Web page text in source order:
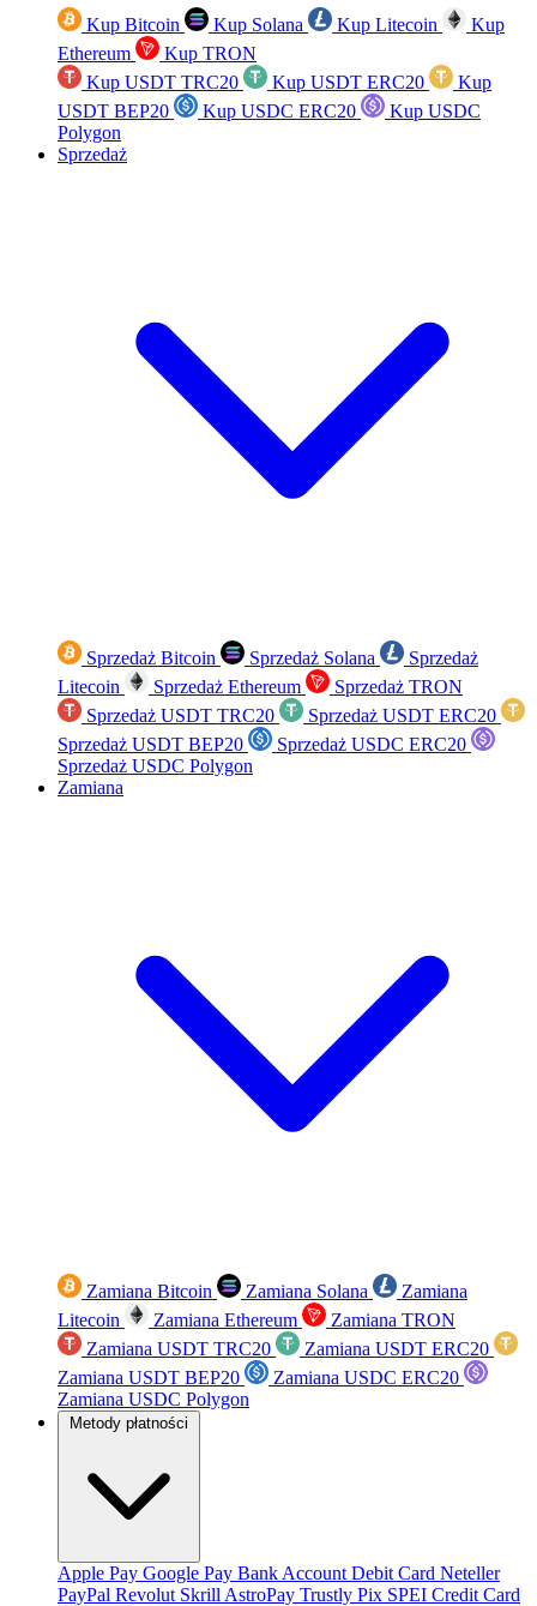
Kup Bitcoin Kup Solana Kup Litecoin
Kup
Ethereum
Kup TRON
Kup USDT TRC20
Kup USDT ERC20
Kup
USDT BEP20
Kup USDC ERC20
Kup USDC
Polygon
Sprzedaż
Sprzedaż Bitcoin Sprzedaż Solana
Sprzedaż
Litecoin
Sprzedaż Ethereum
Sprzedaż TRON
Sprzedaż USDT TRC20
Sprzedaż USDT ERC20
Sprzedaż USDT BEP20
Sprzedaż USDC ERC20
Sprzedaż USDC Polygon
Zamiana
Zamiana Bitcoin Zamiana Solana
Zamiana
Litecoin
Zamiana Ethereum
Zamiana TRON
Zamiana USDT TRC20
Zamiana USDT ERC20
Zamiana USDT BEP20
Zamiana USDC ERC20
Zamiana USDC Polygon
Metody płatności
Apple Pay Google Pay Bank Account Debit Card Neteller
PayPal Revolut Skrill AstroPay Trustly Pix SPEI Credit Card